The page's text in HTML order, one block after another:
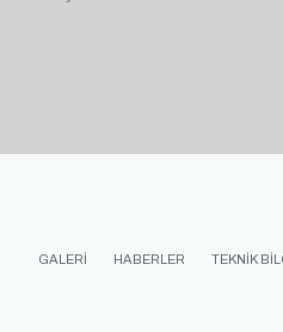
GALERI HABERLER
TEKNIK